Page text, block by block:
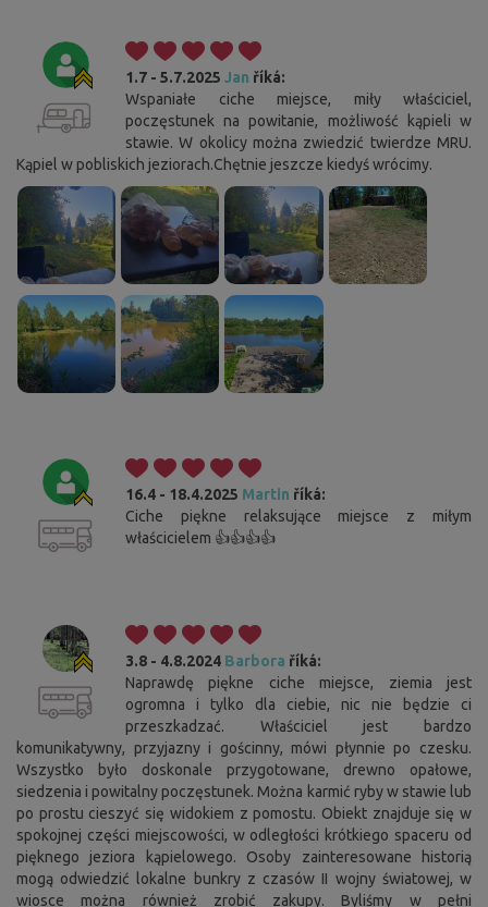
1.7 - 5.7.2025 Jan říká:
Wspaniałe ciche miejsce, miły właściciel,
poczęstunek na powitanie, możliwość kąpieli w
stawie. W okolicy można zwiedzić twierdze MRU.
Kąpiel w pobliskich jeziorach.Chętnie jeszcze kiedyś wrócimy.
16.4 - 18.4.2025 Martin říká:
Ciche piękne relaksujące miejsce z miłym
właścicielem 👍👍👍👍
3.8 - 4.8.2024 Barbora říká:
Naprawdę piękne ciche miejsce, ziemia jest
ogromna i tylko dla ciebie, nic nie będzie ci
przeszkadzać. Właściciel jest bardzo
komunikatywny, przyjazny i gościnny, mówi płynnie po czesku.
Wszystko było doskonale przygotowane, drewno opałowe,
siedzenia i powitalny poczęstunek. Można karmić ryby w stawie lub
po prostu cieszyć się widokiem z pomostu. Obiekt znajduje się w
spokojnej części miejscowości, w odległości krótkiego spaceru od
pięknego jeziora kąpielowego. Osoby zainteresowane historią
mogą odwiedzić lokalne bunkry z czasów II wojny światowej, w
wiosce można również zrobić zakupy. Byliśmy w pełni